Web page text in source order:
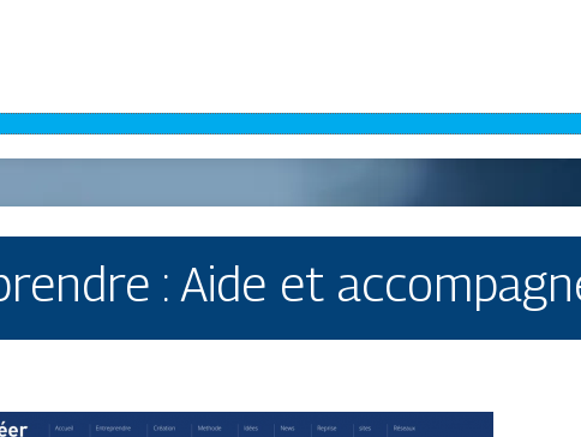
: Aide et